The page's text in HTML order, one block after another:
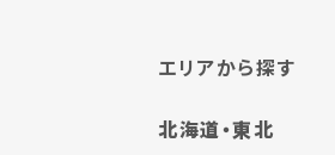
エリアから探す
北海道・東北